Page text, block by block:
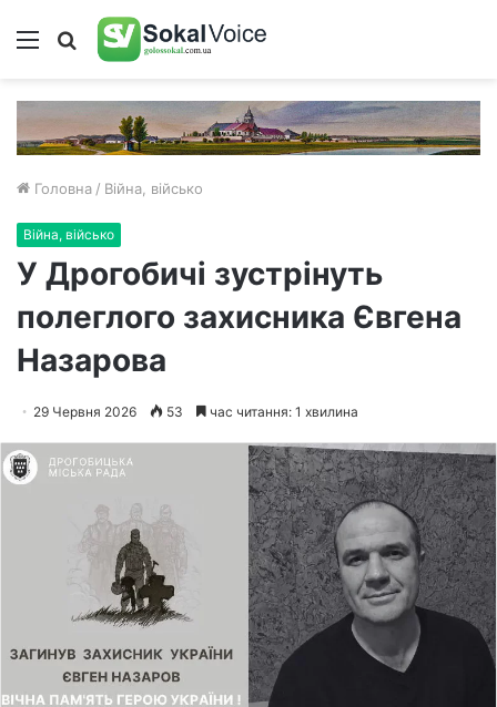
Меню Пошук
Головна / Війна, військо
Війна, військо
У Дрогобичі зустрінуть
полеглого захисника Євгена
Назарова
29 Червня 2026 53 час читання: 1 хвилина